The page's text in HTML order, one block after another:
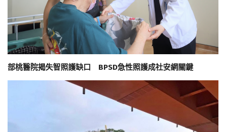
部桃醫院揭失智照護缺口 BPSD急性照護成社安網關鍵